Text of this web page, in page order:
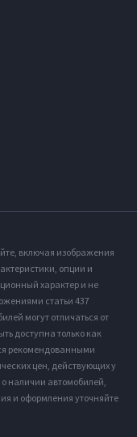
включая изображения
опции и
характер и не
статьи 437
могут отличаться от
доступна только как
рекомендованными
цен, действующих у
наличии автомобилей,
и оформления уточняйте